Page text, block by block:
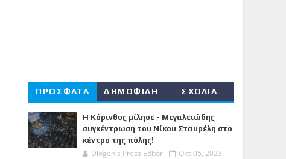
ΠΡΟΣΦΑΤΑ ΔΗΜΟΦΙΛΗ ΣΧΟΛΙΑ
Η Κόρινθος μίλησε - Μεγαλειώδης
συγκέντρωση του Νίκου Σταυρέλη στο
κέντρο της πόλης!
Diogenis Press Editor Οκτ 05, 2023